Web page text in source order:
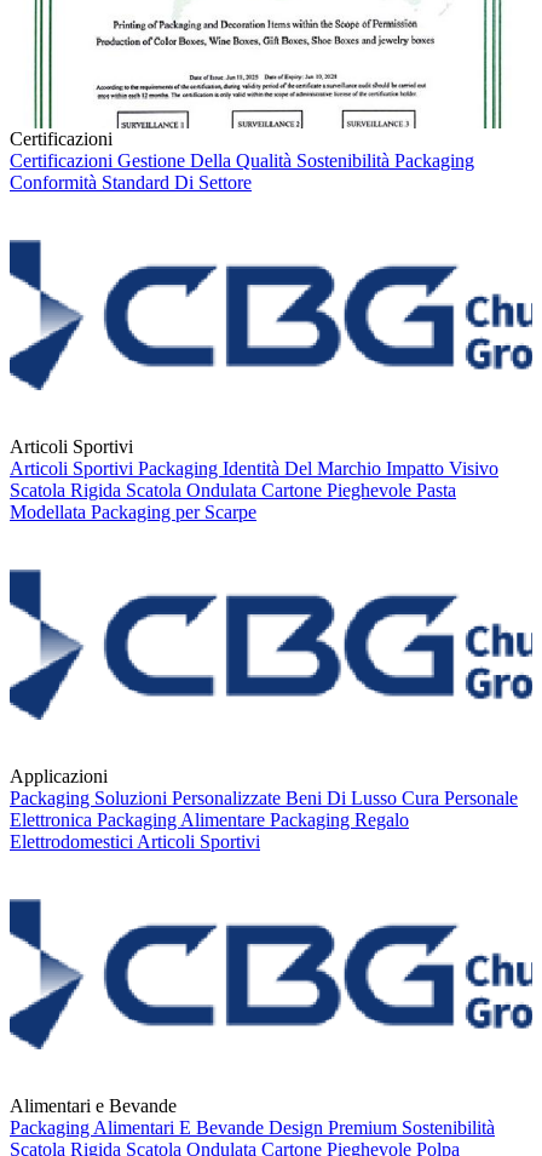
Certificazioni
Certificazioni Gestione Della Qualità Sostenibilità Packaging
Conformità Standard Di Settore
Articoli Sportivi
Articoli Sportivi Packaging Identità Del Marchio Impatto Visivo
Scatola Rigida Scatola Ondulata Cartone Pieghevole Pasta
Modellata Packaging per Scarpe
Applicazioni
Packaging Soluzioni Personalizzate Beni Di Lusso Cura Personale
Elettronica Packaging Alimentare Packaging Regalo
Elettrodomestici Articoli Sportivi
Alimentari e Bevande
Packaging Alimentari E Bevande Design Premium Sostenibilità
Scatola Rigida Scatola Ondulata Cartone Pieghevole Polpa